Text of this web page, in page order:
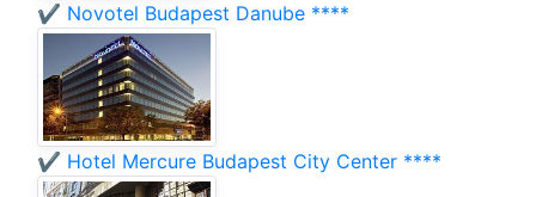
✔️ Novotel Budapest Danube ****
✔️ Hotel Mercure Budapest City Center ****